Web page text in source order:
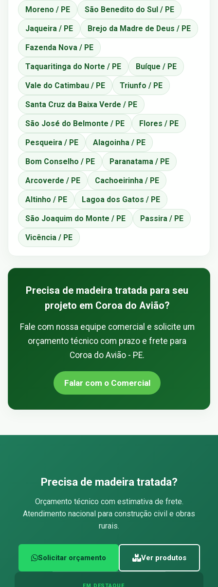
Moreno / PE São Benedito do Sul / PE
Jaqueira / PE Brejo da Madre de Deus / PE
Fazenda Nova / PE
Taquaritinga do Norte / PE Buíque / PE
Vale do Catimbau / PE Triunfo / PE
Santa Cruz da Baixa Verde / PE
São José do Belmonte / PE Flores / PE
Pesqueira / PE Alagoinha / PE
Bom Conselho / PE Paranatama / PE
Arcoverde / PE Cachoeirinha / PE
Altinho / PE Lagoa dos Gatos / PE
São Joaquim do Monte / PE Passira / PE
Vicência / PE
Precisa de madeira tratada para seu
projeto em Coroa do Avião?
Fale com nossa equipe comercial e solicite um
orçamento técnico com prazo e frete para
Coroa do Avião - PE.
Falar com o Comercial
Precisa de madeira tratada?
Orçamento técnico com estimativa de frete.
Atendimento nacional para construção civil e obras
rurais.
Solicitar orçamento Ver produtos
EM DESTAQUE